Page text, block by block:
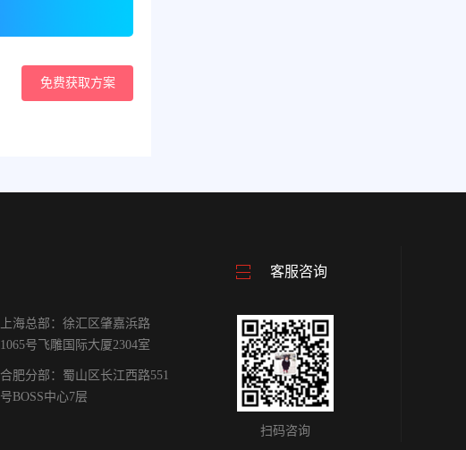
免费获取方案
客服咨询
扫码咨询
上海总部：徐汇区肇嘉浜路
1065号飞雕国际大厦2304室
合肥分部：蜀山区长江西路551
号BOSS中心7层